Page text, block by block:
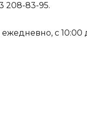
208-83-95.
ежедневно, с 10:00